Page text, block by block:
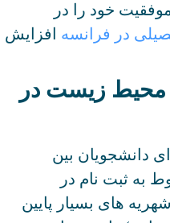
خود را در
در فرانسه افزایش
محیط زیست در
دانشجویان بین
به ثبت نام در
های بسیار پایین